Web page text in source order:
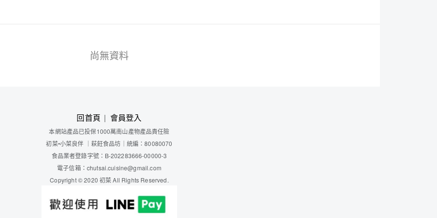
尚無資料
回首頁 會員登入
本網站產品已投保1000萬南山產物產品責任險
初菜•小菜良伴 ｜ 萩飪食品坊 ｜ 統編：80080070
食品業者登錄字號：B-202283666-00000-3
電子信箱：chutsai.cuisine@gmail.com
Copyright © 2020 初菜 All Rights Reserved.